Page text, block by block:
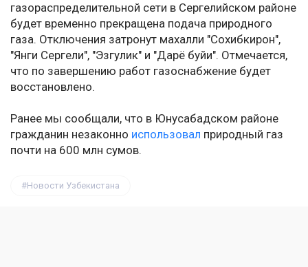
газораспределительной сети в Сергелийском районе
будет временно прекращена подача природного
газа. Отключения затронут махалли "Сохибкирон",
"Янги Сергели", "Эзгулик" и "Дарё буйи". Отмечается,
что по завершению работ газоснабжение будет
восстановлено.
Ранее мы сообщали, что в Юнусабадском районе
гражданин незаконно использовал природный газ
почти на 600 млн сумов.
Новости Узбекистана